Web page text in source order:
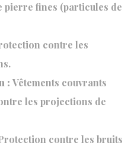
pierre fines (particules de
contre les
: Vêtements couvrants
les projections de
contre les bruits